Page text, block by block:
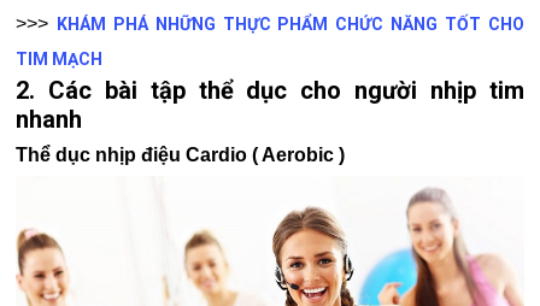
>>>
KHÁM PHÁ NHỮNG THỰC PHẨM CHỨC NĂNG TỐT CHO
TIM MẠCH
2. Các bài tập thể dục cho người nhịp tim
nhanh
Thể dục nhịp điệu Cardio ( Aerobic )